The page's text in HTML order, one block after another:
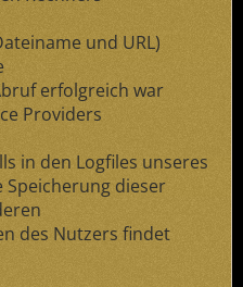
und URL)
erfolgreich war
Providers
in den Logfiles unseres
Speicherung dieser
des Nutzers findet